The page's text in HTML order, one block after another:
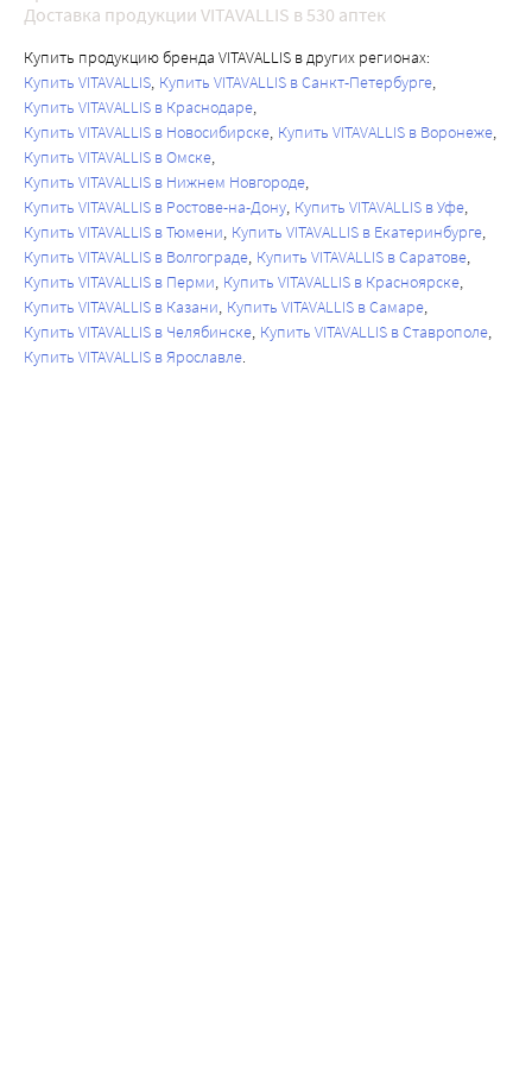
Доставка продукции VITAVALLIS в 530 аптек
Купить продукцию бренда VITAVALLIS в других регионах:
Купить VITAVALLIS Купить VITAVALLIS в Санкт-Петербурге
Купить VITAVALLIS в Краснодаре
Купить VITAVALLIS в Новосибирске Купить VITAVALLIS в Воронеже
Купить VITAVALLIS в Омске
Купить VITAVALLIS в Нижнем Новгороде
Купить VITAVALLIS в Ростове-на-Дону Купить VITAVALLIS в Уфе
Купить VITAVALLIS в Тюмени Купить VITAVALLIS в Екатеринбурге
Купить VITAVALLIS в Волгограде Купить VITAVALLIS в Саратове
Купить VITAVALLIS в Перми Купить VITAVALLIS в Красноярске
Купить VITAVALLIS в Казани Купить VITAVALLIS в Самаре
Купить VITAVALLIS в Челябинске Купить VITAVALLIS в Ставрополе
Купить VITAVALLIS в Ярославле